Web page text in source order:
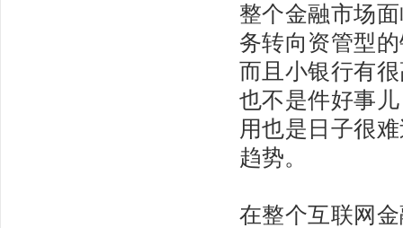
整个金融市场
务转向资管型
而且小银行有
也不是件好事
用也是日子很
趋势。
在整个互联网